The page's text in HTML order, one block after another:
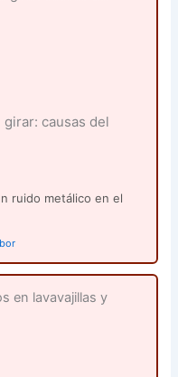
causas del
ruido metálico en el